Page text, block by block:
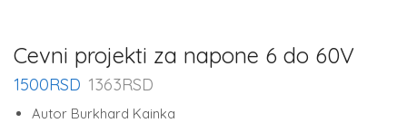
Cevni projekti za napone 6 do 60V
1500RSD 1363RSD
Autor Burkhard Kainka